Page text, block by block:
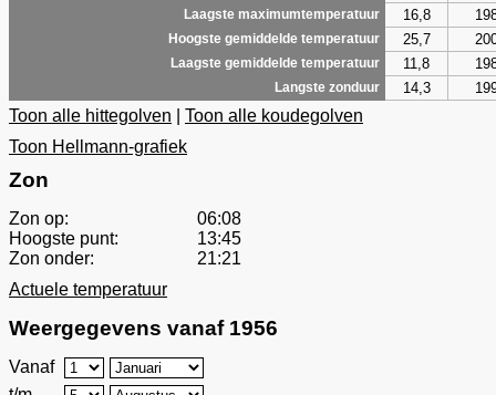
Laagste maximumtemperatuur 16,8
Hoogste gemiddelde temperatuur 25,7
Laagste gemiddelde temperatuur 11,8
Langste zonduur 14,3
Toon alle hittegolven
Toon alle koudegolven
Toon Hellmann-grafiek
Zon
Zon op:
06:08
Hoogste punt:
13:45
Zon onder:
21:21
Actuele temperatuur
Weergegevens vanaf 1956
Vanaf